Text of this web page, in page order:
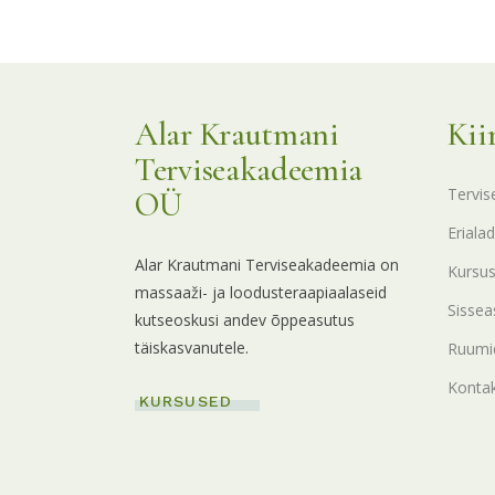
Alar Krautmani
Terviseakadeemia
OÜ
Alar Krautmani Terviseakadeemia on
massaaži- ja loodusteraapiaalaseid
kutseoskusi andev õppeasutus
täiskasvanutele.
KURSUSED
Erialad